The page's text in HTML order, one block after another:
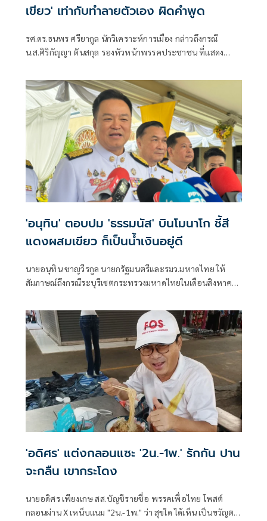
เขียว' เท่ากับทำลายตัวเอง ผิดคำพูด
รศ.ดร.ธนพร ศรียากูล นักวิเคราะห์การเมือง กล่าวถึงกรณี
น.ส.ศิริกัญญา ตันสกุล รองหัวหน้าพรรคประชาชน ที่แสดง
พรรคภูมิใจไทย ก็จำเป็นต้องพูดคุยกับพรรคประชาชนด้วยว่า
'อนุทิน' ตอบปม 'ธรรมนัส' บินโมนาโก ชี้สี
แดงผสมเขียว ก็เป็นน้ำเงินอยู่ดี
นายอนุทิน ชาญวีรกูล นายกรัฐมนตรีและรมว.มหาดไทย ให้
สัมภาษณ์ถึงกรณีระบุรีเซตกระทรวงมหาดไทยในเดือนสิงหาคม
'อดิศร' แต่งกลอนแซะ '2น.-1พ.' รักกัน ปาน
จะกลืน เขากระโดง
นายอดิศร เพียงเกษ สส.บัญชีรายชื่อ พรรคเพื่อไทย โพสต์
กลอนผ่าน X เหน็บแนม "2น.-1พ." ว่า สุขใด ได้เห็น เป็นขวัญตา